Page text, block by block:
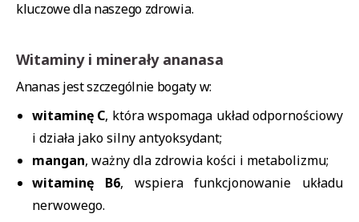
kluczowe dla naszego zdrowia.
Witaminy i minerały ananasa
Ananas jest szczególnie bogaty w:
witaminę C, która wspomaga układ odpornościowy
i działa jako silny antyoksydant;
mangan, ważny dla zdrowia kości i metabolizmu;
witaminę B6, wspiera funkcjonowanie układu
nerwowego.